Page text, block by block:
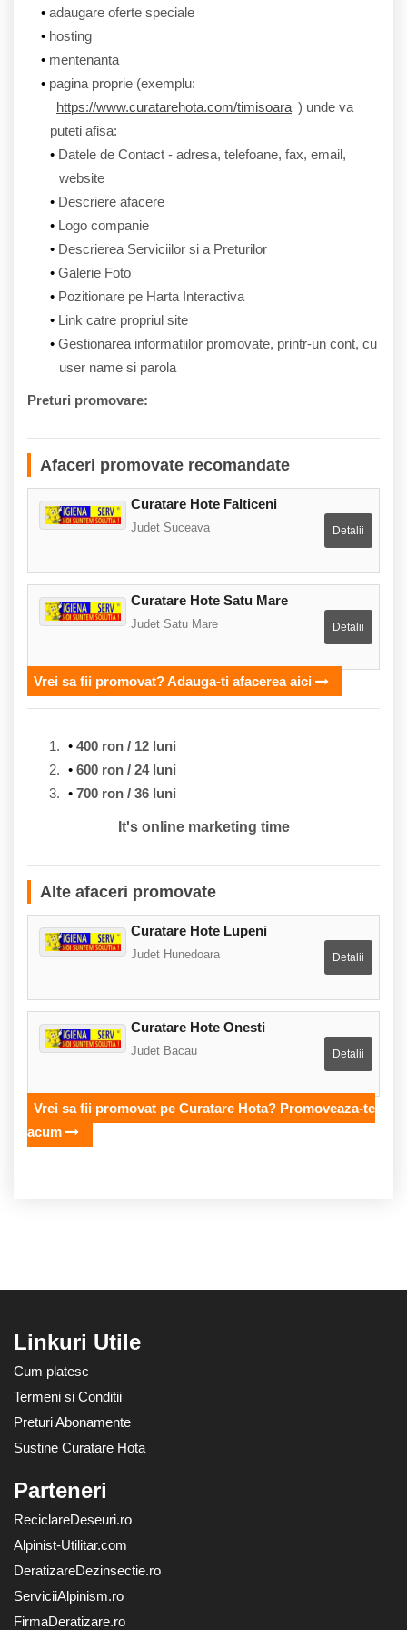
adaugare oferte speciale
hosting
mentenanta
pagina proprie (exemplu:
https://www.curatarehota.com/timisoara ) unde va
puteti afisa:
Datele de Contact - adresa, telefoane, fax, email,
website
Descriere afacere
Logo companie
Descrierea Serviciilor si a Preturilor
Galerie Foto
Pozitionare pe Harta Interactiva
Link catre propriul site
Gestionarea informatiilor promovate, printr-un cont, cu
user name si parola
Preturi promovare:
Afaceri promovate recomandate
Curatare Hote Falticeni
Judet Suceava Detalii
Curatare Hote Satu Mare
Judet Satu Mare Detalii
Vrei sa fii promovat? Adauga-ti afacerea aici
400 ron / 12 luni
600 ron / 24 luni
700 ron / 36 luni
It's online marketing time
Alte afaceri promovate
Curatare Hote Lupeni
Judet Hunedoara Detalii
Curatare Hote Onesti
Judet Bacau Detalii
Vrei sa fii promovat pe Curatare Hota? Promoveaza-te
acum
Linkuri Utile
Cum platesc
Termeni si Conditii
Preturi Abonamente
Sustine Curatare Hota
Parteneri
ReciclareDeseuri.ro
Alpinist-Utilitar.com
DeratizareDezinsectie.ro
ServiciiAlpinism.ro
FirmaDeratizare.ro